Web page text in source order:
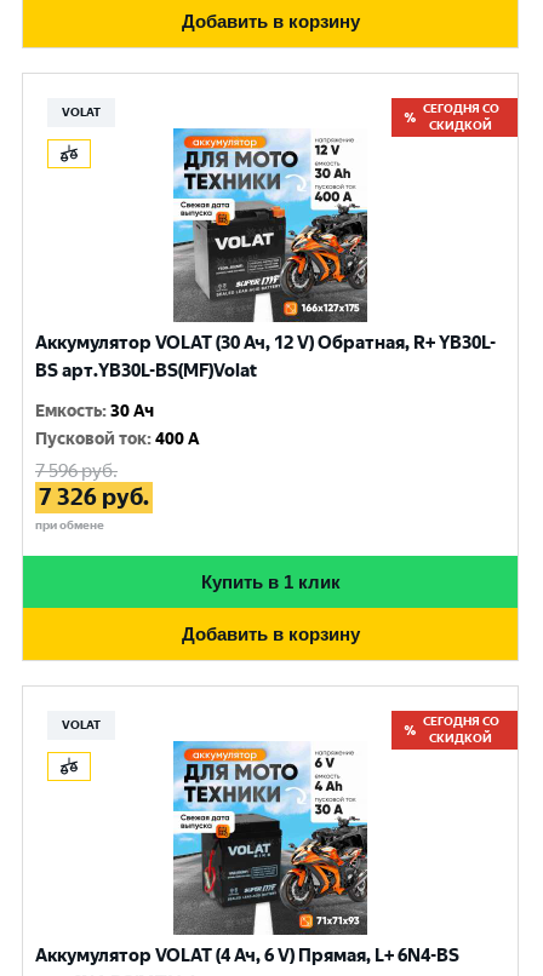
Добавить в корзину
VOLAT
СЕГОДНЯ СО
СКИДКОЙ
Аккумулятор VOLAT (30 Ач, 12 V) Обратная, R+ YB30L-
BS арт.YB30L-BS(MF)Volat
Емкость:30 Ач
Пусковой ток:400 A
7 596руб.
7 326 руб.
при обмене
Купить в 1 клик
Добавить в корзину
VOLAT
СЕГОДНЯ СО
СКИДКОЙ
Аккумулятор VOLAT (4 Ач, 6 V) Прямая, L+ 6N4-BS